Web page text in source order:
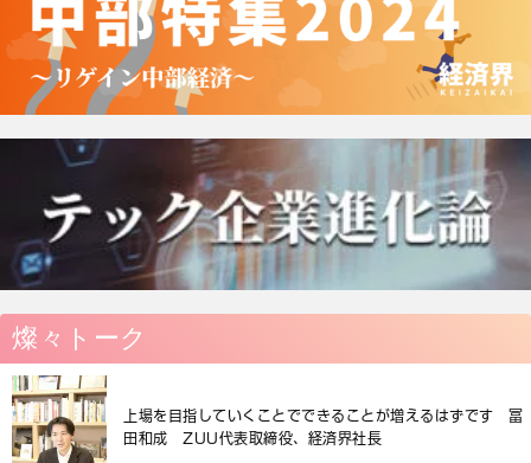
燦々トーク
上場を目指していくことでできることが増えるはずです 冨
田和成 ZUU代表取締役、経済界社長